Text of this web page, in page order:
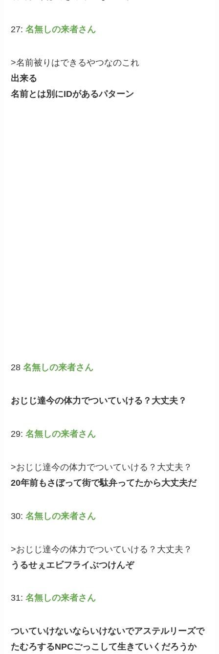
27:名無しの来者さん
>名前被りはできるやつなのこれ
出来る
名前とは別にIDがあるパターン
28名無しの来者さん
おじじ達今の体力でついていける？大丈夫？
29:名無しの来者さん
>おじじ達今の体力でついていける？大丈夫？
20年前もさぼって街で駄弁ってたから大丈夫だ
30:名無しの来者さん
>おじじ達今の体力でついていける？大丈夫？
うるせぇエビフライぶつけんぞ
31:名無しの来者さん
ついていけないならいけないでアステルリーズで
たむろするNPCごっこして生きていくだろうか